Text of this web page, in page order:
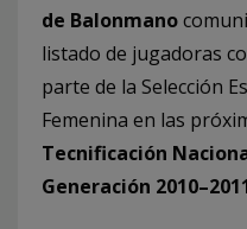
de Balonmano
listado de jugadoras
parte de la Selección
Femenina en las
Tecnificación
Generación